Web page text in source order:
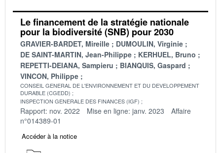
Le financement de la stratégie nationale
pour la biodiversité (SNB) pour 2030
GRAVIER-BARDET, Mireille
DUMOULIN, Virginie
DE SAINT-MARTIN, Jean-Philippe
KERHUEL, Bruno
REPETTI-DEIANA, Sampieru
BIANQUIS, Gaspard
VINCON, Philippe
CONSEIL GENERAL DE L'ENVIRONNEMENT ET DU DEVELOPPEMENT
DURABLE (CGEDD)
INSPECTION GENERALE DES FINANCES (IGF)
Rapport: nov. 2022 Mise en ligne: janv. 2023
Affaire
n°014389-01
Accéder à la notice